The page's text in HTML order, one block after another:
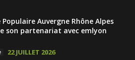
Populaire Auvergne Rhône Alpes
son partenariat avec emlyon
22 JUILLET 2026